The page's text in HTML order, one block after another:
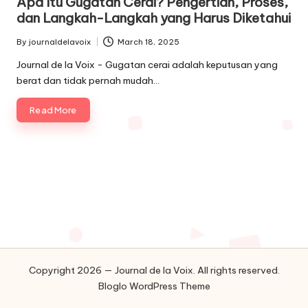
dan Langkah-Langkah yang Harus Diketahui
Posted
by
By journaldelavoix March 18, 2025
Journal de la Voix - Gugatan cerai adalah keputusan yang
berat dan tidak pernah mudah…
Read More
Copyright 2026 — Journal de la Voix. All rights reserved.
Bloglo WordPress Theme